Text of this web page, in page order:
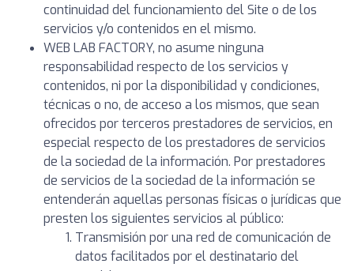
continuidad del funcionamiento del Site o de los
servicios y/o contenidos en el mismo.
WEB LAB FACTORY, no asume ninguna
responsabilidad respecto de los servicios y
contenidos, ni por la disponibilidad y condiciones,
técnicas o no, de acceso a los mismos, que sean
ofrecidos por terceros prestadores de servicios, en
especial respecto de los prestadores de servicios
de la sociedad de la información. Por prestadores
de servicios de la sociedad de la información se
entenderán aquellas personas físicas o jurídicas que
presten los siguientes servicios al público:
Transmisión por una red de comunicación de
datos facilitados por el destinatario del